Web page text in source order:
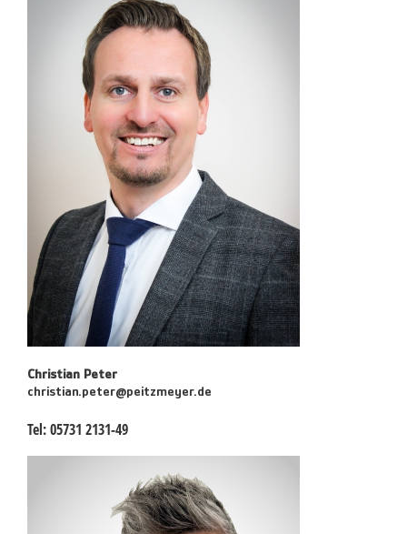
Christian Peter
christian.peter@peitzmeyer.de
Tel:05731 2131-49